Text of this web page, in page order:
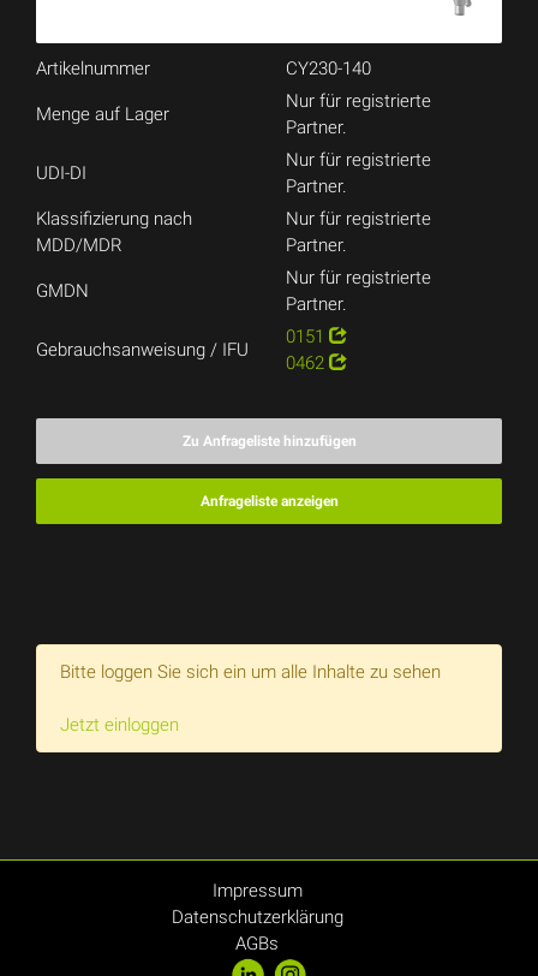
Artikelnummer CY230-140
Menge auf Lager
Nur für registrierte
Partner.
UDI-DI
Nur für registrierte
Partner.
Klassifizierung nach
MDD/MDR
Nur für registrierte
Partner.
GMDN
Nur für registrierte
Partner.
Gebrauchsanweisung / IFU
0151
0462
Zu Anfrageliste hinzufügen
Anfrageliste anzeigen
Bitte loggen Sie sich ein um alle Inhalte zu sehen
Jetzt einloggen
Impressum
Datenschutzerklärung
AGBs